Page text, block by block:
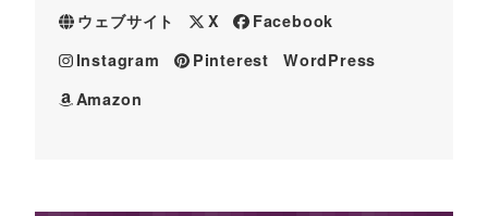
ウェブサイト X
Facebook
Instagram
Pinterest
WordPress
Amazon